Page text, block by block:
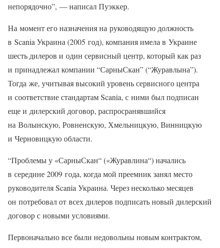
непорядочно”, — написал Пуэккер.
На момент его назначения на руководящую должность
в Scania Украина (2005 год), компания имела в Украине
шесть дилеров и один сервисный центр, который как раз
и принадлежал компании “СарныСкан” (“Журавлына”).
Тогда же, учитывая высокий уровень сервисного центра
и соответствие стандартам Scania, с ними был подписан
еще и дилерский договор, распросранявшийся
на Волынскую, Ровненскую, Хмельницкую, Винницкую
и Черновицкую области.
“Проблемы у «СарныСкан“ («Журавлина“) начались
в середине 2009 года, когда мой преемник занял место
руководителя Scania Украина. Через несколько месяцев
он потребовал от всех дилеров подписать новый дилерский
договор с новыми условиями.
Первоначально все были недовольны новым контрактом,